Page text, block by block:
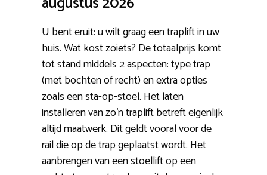
U bent eruit: u wilt graag een traplift in uw
huis. Wat kost zoiets? De totaalprijs komt
tot stand middels 2 aspecten: type trap
(met bochten of recht) en extra opties
zoals een sta-op-stoel. Het laten
installeren van zo’n traplift betreft eigenlijk
altijd maatwerk. Dit geldt vooral voor de
rail die op de trap geplaatst wordt. Het
aanbrengen van een stoellift op een